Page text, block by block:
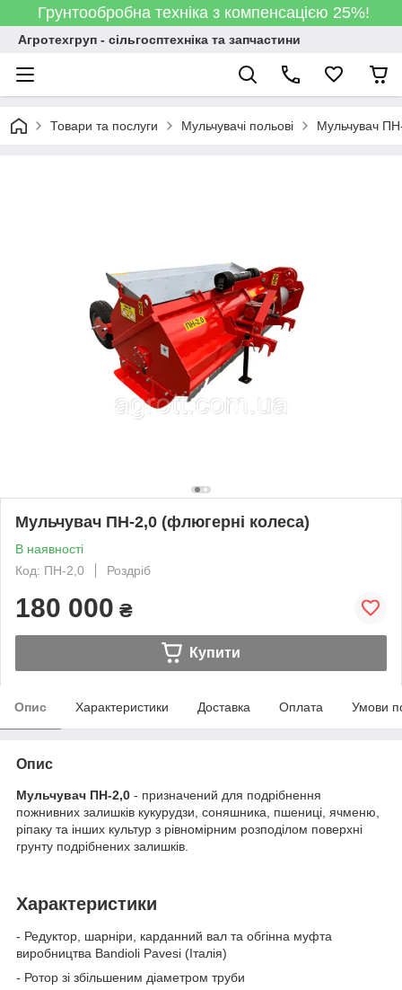
Грунтообробна техніка з компенсацією 25%!
Агротехгруп - сільгосптехніка та запчастини
Товари та послуги Мульчувачі польові Мульчувач
Мульчувач ПН-2,0 (флюгерні колеса)
В наявності
Код: ПН-2,0
Роздріб
180 000 ₴
Купити
Опис Характеристики Доставка Оплата Умови
Опис
Мульчувач ПН-2,0 - призначений для подрібнення
пожнивних залишків кукурудзи, соняшника, пшениці, ячменю,
ріпаку та інших культур з рівномірним розподілом поверхні
грунту подрібнених залишків.
Характеристики
- Редуктор, шарніри, карданний вал та обгінна муфта
виробництва Bandioli Pavesi (Італія)
- Ротор зі збільшеним діаметром труби